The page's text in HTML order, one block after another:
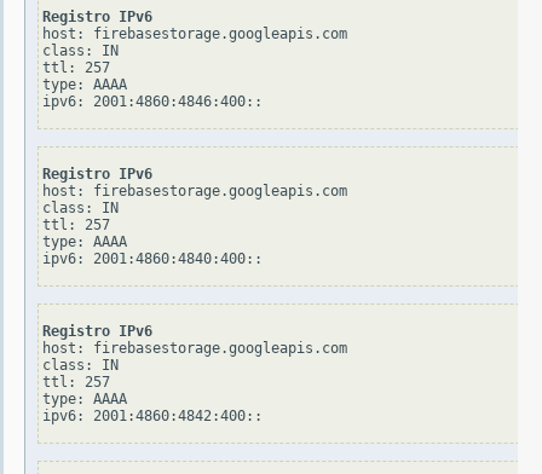
Registro IPv6
host: firebasestorage.googleapis.com
class: IN
ttl: 257
type: AAAA
Registro IPv6
host: firebasestorage.googleapis.com
class: IN
ttl: 257
type: AAAA
Registro IPv6
host: firebasestorage.googleapis.com
class: IN
ttl: 257
type: AAAA